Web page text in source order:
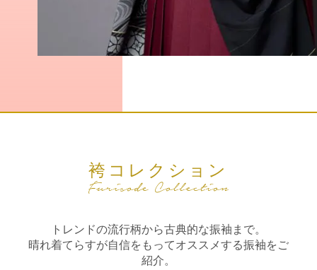
袴コレクション
トレンドの流行柄から古典的な振袖まで。
晴れ着てらすが自信をもってオススメする振袖をご
紹介。